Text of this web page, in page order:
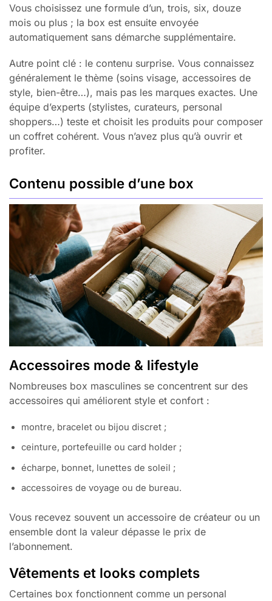
Vous choisissez une formule d’un, trois, six, douze
mois ou plus ; la box est ensuite envoyée
automatiquement sans démarche supplémentaire.
Autre point clé : le contenu surprise. Vous connaissez
généralement le thème (soins visage, accessoires de
style, bien-être…), mais pas les marques exactes. Une
équipe d’experts (stylistes, curateurs, personal
shoppers…) teste et choisit les produits pour composer
un coffret cohérent. Vous n’avez plus qu’à ouvrir et
profiter.
Contenu possible d’une box
Accessoires mode & lifestyle
Nombreuses box masculines se concentrent sur des
accessoires qui améliorent style et confort :
montre, bracelet ou bijou discret ;
ceinture, portefeuille ou card holder ;
écharpe, bonnet, lunettes de soleil ;
accessoires de voyage ou de bureau.
Vous recevez souvent un accessoire de créateur ou un
ensemble dont la valeur dépasse le prix de
l’abonnement.
Vêtements et looks complets
Certaines box fonctionnent comme un personal